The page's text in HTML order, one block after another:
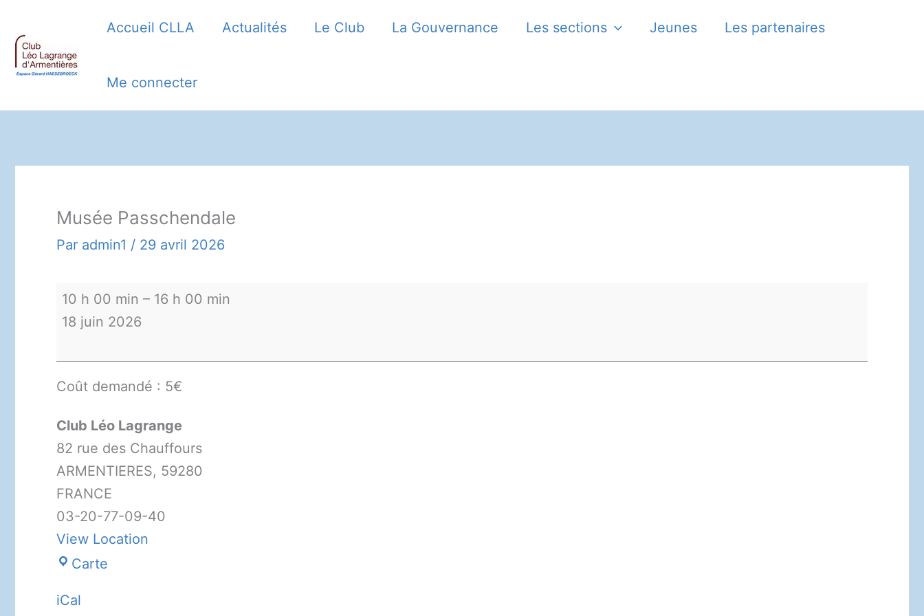
contenu
Accueil CLLA Actualités Le Club La Gouvernance Les sections Jeunes Les partenaires
Me connecter
Musée Passchendale
Par admin1 / 29 avril 2026
Musée
Passchendale
10 h 00 min – 16 h 00 min
18 juin 2026
Coût demandé : 5€
Club Léo Lagrange
82 rue des Chauffours
ARMENTIERES, 59280
FRANCE
03-20-77-09-40
View Location
Carte
iCal